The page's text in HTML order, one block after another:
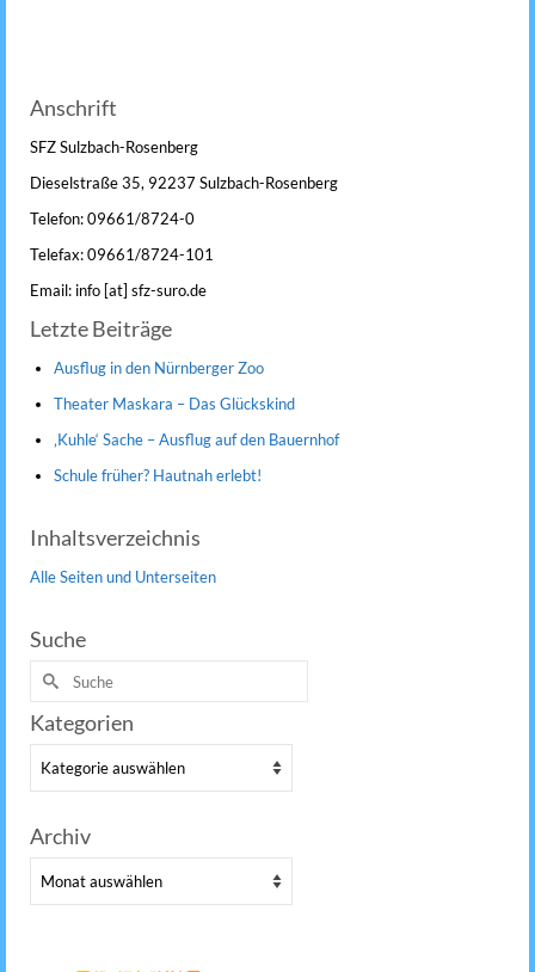
Anschrift
SFZ Sulzbach-Rosenberg
Dieselstraße 35, 92237 Sulzbach-Rosenberg
Telefon: 09661/8724-0
Telefax: 09661/8724-101
Email: info [at] sfz-suro.de
Letzte Beiträge
Ausflug in den Nürnberger Zoo
Theater Maskara – Das Glückskind
‚Kuhle‘ Sache – Ausflug auf den Bauernhof
Schule früher? Hautnah erlebt!
Inhaltsverzeichnis
Alle Seiten und Unterseiten
Suche
Suche
nach:
Kategorien
Kategorien
Archiv
Archiv